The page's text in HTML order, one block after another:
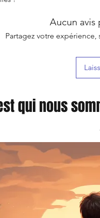
Aucun
Partagez votre expérience,
qui nous